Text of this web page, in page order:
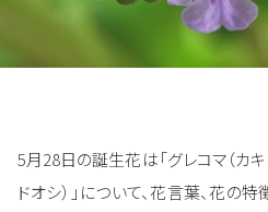
5月28日の誕生花は「グレコマ（カキ
ドオシ）」について、花言葉、花の